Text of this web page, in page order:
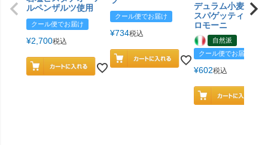
ルペンザルツ使用
クール便でお届け
¥2,700税込
クール便でお届け
¥734税込
デュラム小麦 有
スパゲッティ／ジ
ロモーニ
自然派
クール便でお届け
¥602税込